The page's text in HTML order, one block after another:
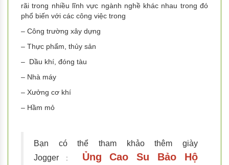
rãi trong nhiều lĩnh vực ngành nghề khác nhau trong đó
phổ biến với các công việc trong
– Công trường xây dựng
– Thực phẩm, thủy sản
– Dầu khí, đóng tàu
– Nhà máy
– Xưởng cơ khí
– Hầm mỏ
Bạn có thể tham khảo thêm giày
Jogger : Ủng Cao Su Bảo Hộ